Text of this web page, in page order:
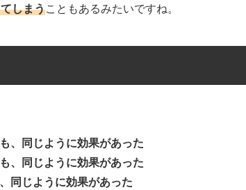
しまうこともあるみたいですね。
、同じように効果があった
、同じように効果があった
同じように効果があった